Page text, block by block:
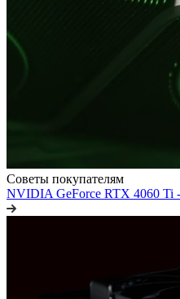
Советы покупателям
NVIDIA GeForce RTX 4060 Ti